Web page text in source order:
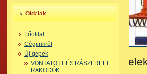
Oldalak
Főoldal
Cégünkről
Új gépek
VONTATOTT ÉS RÁSZERELT
RAKODÓK